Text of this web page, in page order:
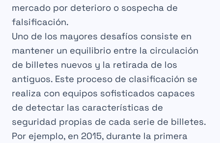
mercado por deterioro o sospecha de
falsificación.
Uno de los mayores desafíos consiste en
mantener un equilibrio entre la circulación
de billetes nuevos y la retirada de los
antiguos. Este proceso de clasificación se
realiza con equipos sofisticados capaces
de detectar las características de
seguridad propias de cada serie de billetes.
Por ejemplo, en 2015, durante la primera